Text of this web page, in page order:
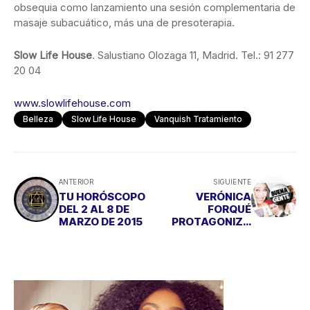
obsequia como lanzamiento una sesión complementaria de
masaje subacuático, más una de presoterapia.
Slow Life House. Salustiano Olozaga 11, Madrid. Tel.: 91 277
20 04
www.slowlifehouse.com
Belleza Slow Life House Vanquish Tratamiento
ANTERIOR
TU HORÓSCOPO
DEL 2 AL 8 DE
MARZO DE 2015
SIGUIENTE
VERÓNICA
FORQUÉ
PROTAGONIZA